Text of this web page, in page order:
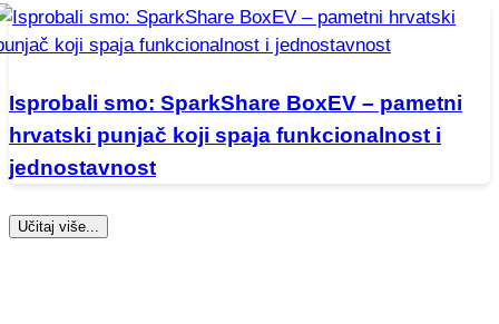
Isprobali smo: SparkShare BoxEV – pametni
hrvatski punjač koji spaja funkcionalnost i
jednostavnost
Učitaj više...